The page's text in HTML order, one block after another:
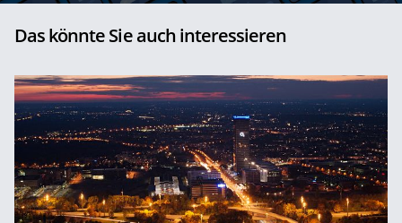
Das könnte Sie auch interessieren